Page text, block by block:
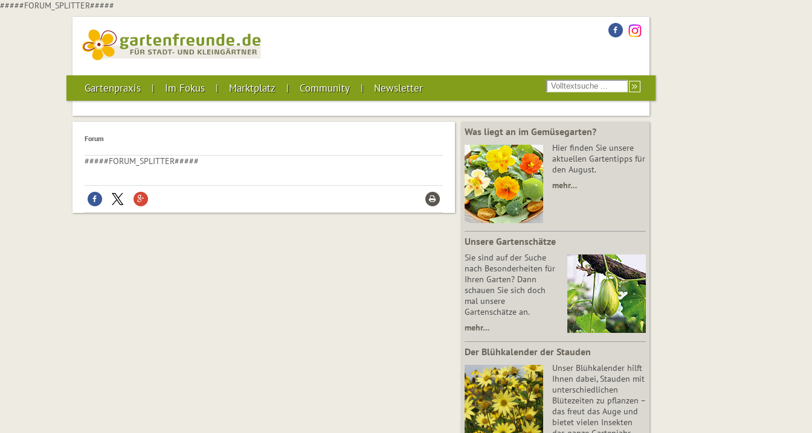
#####FORUM_SPLITTER#####
Gartenpraxis Im Fokus Marktplatz Community Newsletter
Forum
#####FORUM_SPLITTER#####
Was liegt an im Gemüsegarten?
Hier finden Sie unsere
aktuellen Gartentipps für
den August.
mehr…
Unsere Gartenschätze
Sie sind auf der Suche
nach Besonderheiten für
Ihren Garten? Dann
schauen Sie sich doch
mal unsere
Gartenschätze an.
mehr…
Der Blühkalender der Stauden
Unser Blühkalender hilft
Ihnen dabei, Stauden mit
unterschiedlichen
Blütezeiten zu pflanzen –
das freut das Auge und
bietet vielen Insekten